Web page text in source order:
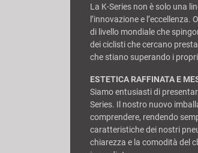
La K-Series non è solo una
l’innovazione e
di livello mondiale che
dei ciclisti che cercano
che stiano superando i
ESTETICA RAFFINATA E
Siamo entusiasti di
Series. Il nostro nuovo
comprendere, rendendo
caratteristiche dei nostri
chiarezza e la comodità del